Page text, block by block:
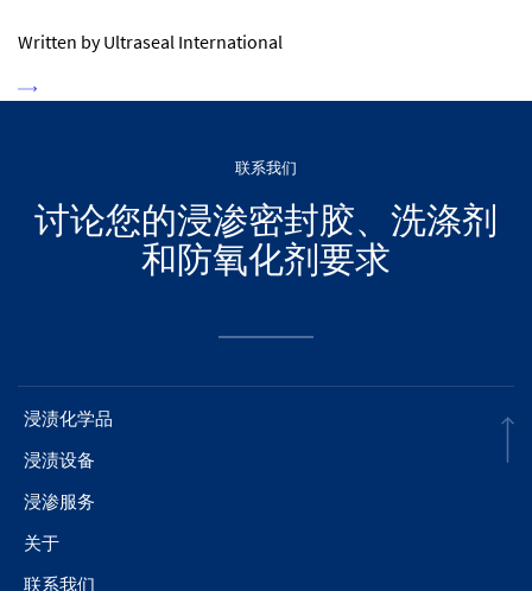
Written by Ultraseal International
联系我们
讨论您的浸渗密封胶、洗涤剂
和防氧化剂要求
浸渍化学品
浸渍设备
浸渗服务
关于
联系我们